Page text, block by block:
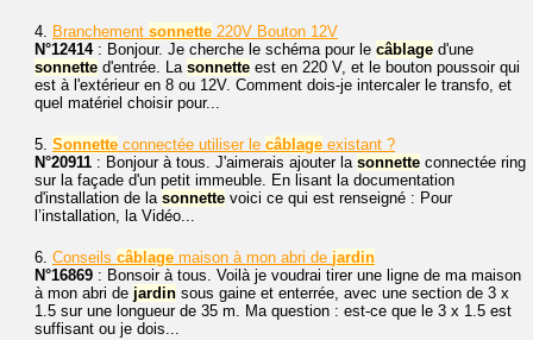
4. Branchement sonnette 220V Bouton 12V
N°12414: Bonjour. Je cherche le schéma pour le câblage d'une
sonnette d'entrée. La sonnette est en 220 V, et le bouton poussoir qui
est à l'extérieur en 8 ou 12V. Comment dois-je intercaler le transfo, et
quel matériel choisir pour...
5. Sonnette connectée utiliser le câblage existant ?
N°20911 : Bonjour à tous. J'aimerais ajouter la sonnette connectée ring
sur la façade d'un petit immeuble. En lisant la documentation
d'installation de la sonnette voici ce qui est renseigné : Pour
l’installation, la Vidéo...
6. Conseils câblage maison à mon abri de jardin
N°16869 : Bonsoir à tous. Voilà je voudrai tirer une ligne de ma maison
à mon abri de jardin sous gaine et enterrée, avec une section de 3 x
1.5 sur une longueur de 35 m. Ma question : est-ce que le 3 x 1.5 est
suffisant ou je dois...